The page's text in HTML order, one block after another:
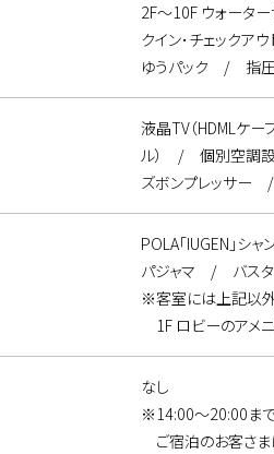
2F～10F ウォータ
クイン･チェック
ゆうパック / 指圧
液晶TV（HDMLケ
ル） / 個別空調
ズボンプレッサ
POLA「IUGEN」
パジャマ / バス
※客室には上記以外
1F ロビーのアメ
なし
※14:00～20:00まで
ご宿泊のお客さま